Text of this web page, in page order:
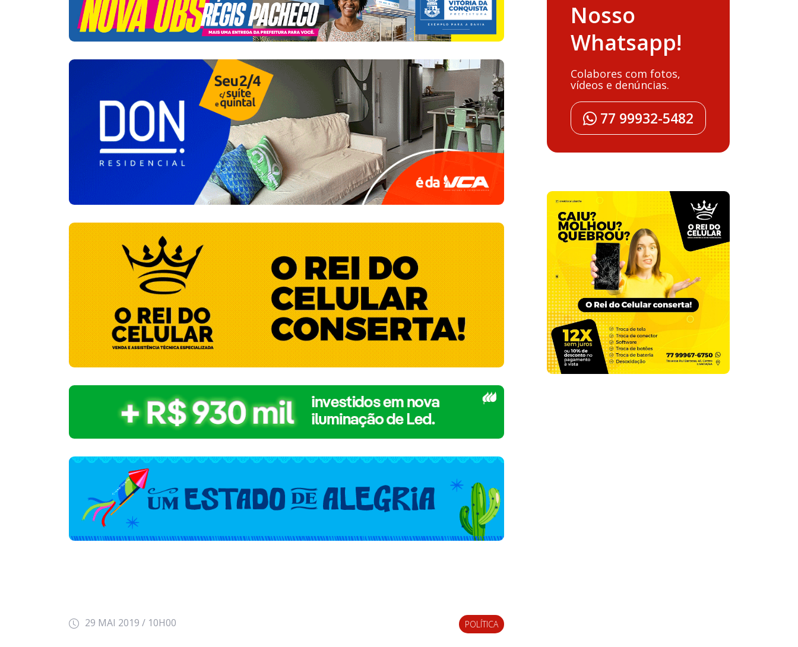
29 MAI 2019 / 10H00 POLÍTICA
Nosso
Whatsapp!
Colabores com fotos,
vídeos e denúncias.
77 99932-5482